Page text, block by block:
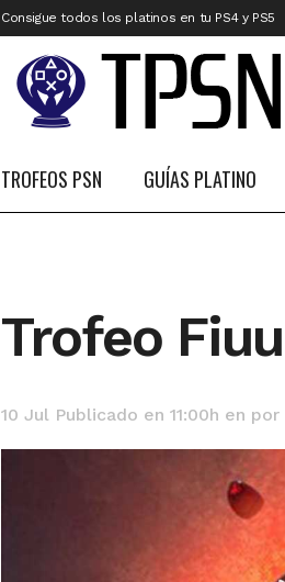
Consigue todos los platinos en tu PS4 y PS5
TROFEOS PSN GUÍAS PLATINO
Trofeo
10 Jul Publicado en 11:00h en por